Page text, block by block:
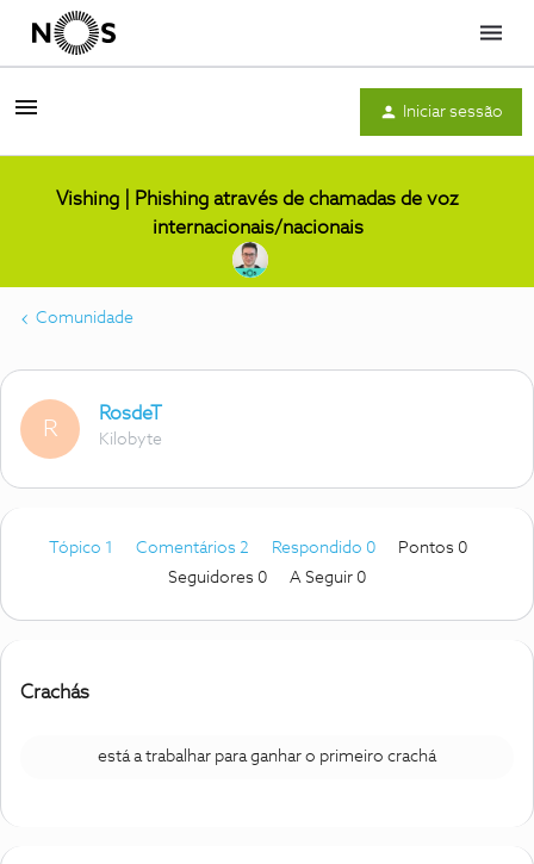
Menu
Iniciar sessão
Vishing | Phishing através de chamadas de voz
internacionais/nacionais
Comunidade
R
RosdeT
Kilobyte
Tópico 1 Comentários 2 Respondido 0
Pontos 0
Seguidores 0 A Seguir 0
Crachás
está a trabalhar para ganhar o primeiro crachá